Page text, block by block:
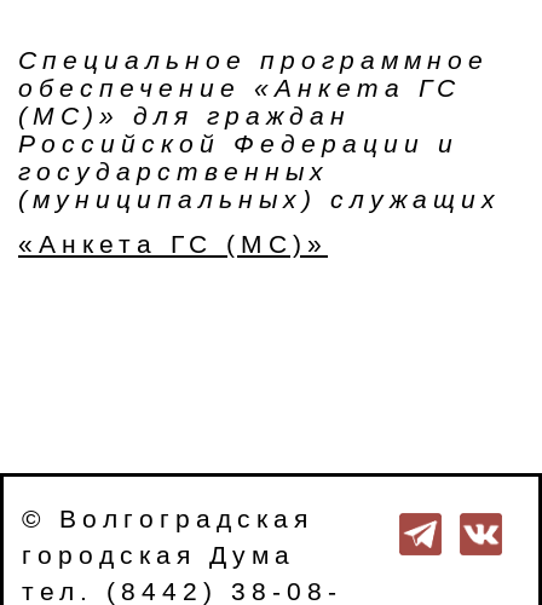
Специальное программное
обеспечение «Анкета ГС
(МС)» для граждан
Российской Федерации и
государственных
(муниципальных) служащих
«Анкета ГС (МС)»
© Волгоградская
городская Дума
тел. (8442) 38-08-